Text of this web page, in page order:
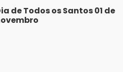
de Todos os Santos 01 de